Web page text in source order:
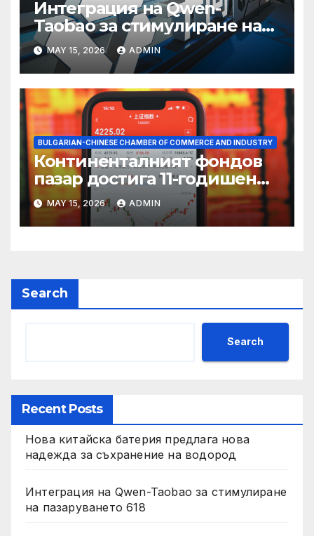
Интеграция на Qwen-
Taobao за стимулиране на
пазаруването 618
MAY 15, 2026 ADMIN
BULGARIAN-CHINESE CHAMBER OF COMMERCE AND INDUSTRY
Континенталният фондов
пазар достига 11-годишен
връх
MAY 15, 2026 ADMIN
Search
Search
Recent Posts
Нова китайска батерия предлага нова
надежда за съхранение на водород
Интеграция на Qwen-Taobao за стимулиране
на пазаруването 618